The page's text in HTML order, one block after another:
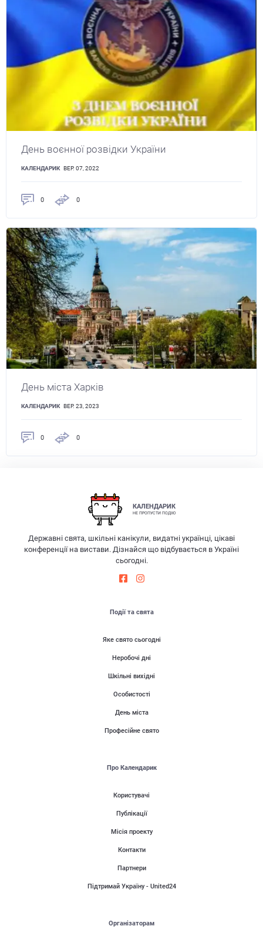
День воєнної розвідки України
КАЛЕНДАРИК ВЕР. 07, 2022
0 0
День міста Харків
КАЛЕНДАРИК ВЕР. 23, 2023
0 0
КАЛЕНДАРИК
НЕ ПРОПУСТИ ПОДІЮ
Державні свята, шкільні канікули, видатні українці, цікаві
конференції на вистави. Дізнайся що відбувається в Україні
сьогодні.
Події та свята
Яке свято сьогодні
Неробочі дні
Шкільні вихідні
Особистості
День міста
Професійне свято
Про Календарик
Користувачі
Публікації
Місія проекту
Контакти
Партнери
Підтримай Україну - United24
Організаторам